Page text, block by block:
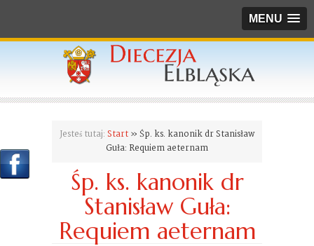
MENU
Jesteś tutaj: Start » Śp. ks. kanonik dr Stanisław
Guła: Requiem aeternam
Śp. ks. kanonik dr
Stanisław Guła:
Requiem aeternam